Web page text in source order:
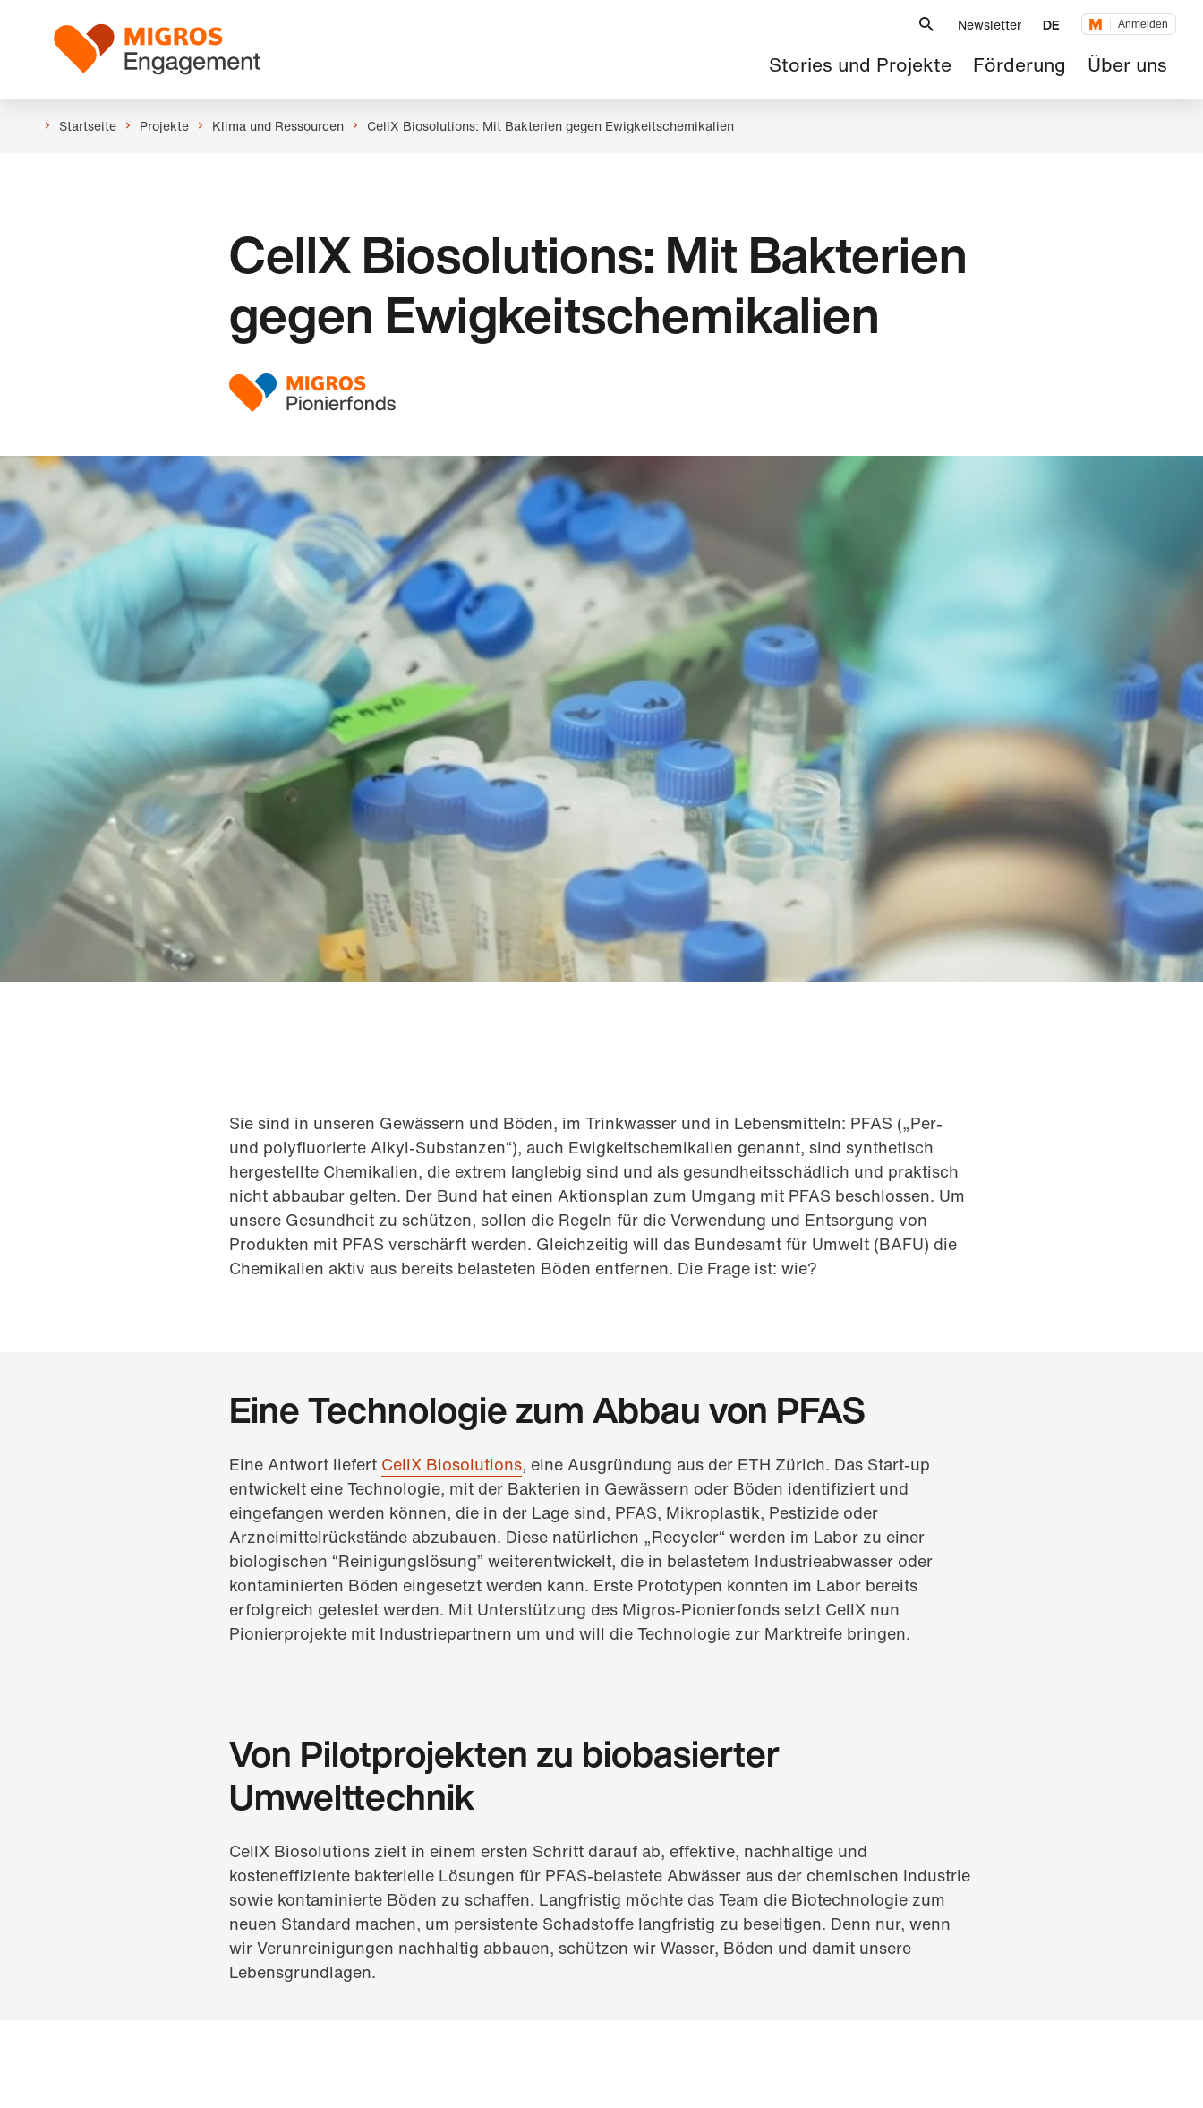
Navigation
überspringen
Logo
Newsletter DE Anmelden
Hauptnavigation
Stories und Projekte Förderung Über uns
Startseite Projekte Klima und Ressourcen CellX Biosolutions: Mit Bakterien gegen Ewigkeitschemikalien
CellX Biosolutions: Mit Bakterien
gegen Ewigkeitschemikalien
Sie sind in unseren Gewässern und Böden, im Trinkwasser und in Lebensmitteln: PFAS („Per-
und polyfluorierte Alkyl-Substanzen“), auch Ewigkeitschemikalien genannt, sind synthetisch
hergestellte Chemikalien, die extrem langlebig sind und als gesundheitsschädlich und praktisch
nicht abbaubar gelten. Der Bund hat einen Aktionsplan zum Umgang mit PFAS beschlossen. Um
unsere Gesundheit zu schützen, sollen die Regeln für die Verwendung und Entsorgung von
Produkten mit PFAS verschärft werden. Gleichzeitig will das Bundesamt für Umwelt (BAFU) die
Chemikalien aktiv aus bereits belasteten Böden entfernen. Die Frage ist: wie?
Eine Technologie zum Abbau von PFAS
Eine Antwort liefert CellX Biosolutions, eine Ausgründung aus der ETH Zürich. Das Start-up
entwickelt eine Technologie, mit der Bakterien in Gewässern oder Böden identifiziert und
eingefangen werden können, die in der Lage sind, PFAS, Mikroplastik, Pestizide oder
Arzneimittelrückstände abzubauen. Diese natürlichen „Recycler“ werden im Labor zu einer
biologischen “Reinigungslösung” weiterentwickelt, die in belastetem Industrieabwasser oder
kontaminierten Böden eingesetzt werden kann. Erste Prototypen konnten im Labor bereits
erfolgreich getestet werden. Mit Unterstützung des Migros-Pionierfonds setzt CellX nun
Pionierprojekte mit Industriepartnern um und will die Technologie zur Marktreife bringen.
Von Pilotprojekten zu biobasierter
Umwelttechnik
CellX Biosolutions zielt in einem ersten Schritt darauf ab, effektive, nachhaltige und
kosteneffiziente bakterielle Lösungen für PFAS-belastete Abwässer aus der chemischen Industrie
sowie kontaminierte Böden zu schaffen. Langfristig möchte das Team die Biotechnologie zum
neuen Standard machen, um persistente Schadstoffe langfristig zu beseitigen. Denn nur, wenn
wir Verunreinigungen nachhaltig abbauen, schützen wir Wasser, Böden und damit unsere
Lebensgrundlagen.